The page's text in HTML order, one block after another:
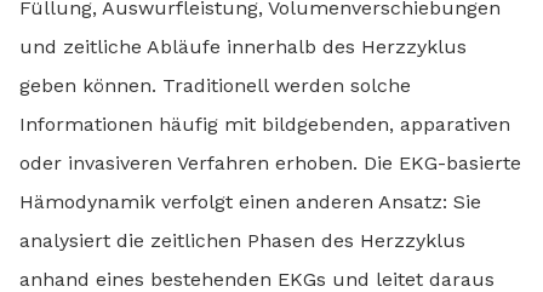
Füllung, Auswurfleistung, Volumenverschiebungen
und zeitliche Abläufe innerhalb des Herzzyklus
geben können. Traditionell werden solche
Informationen häufig mit bildgebenden, apparativen
oder invasiveren Verfahren erhoben. Die EKG-basierte
Hämodynamik verfolgt einen anderen Ansatz: Sie
analysiert die zeitlichen Phasen des Herzzyklus
anhand eines bestehenden EKGs und leitet daraus